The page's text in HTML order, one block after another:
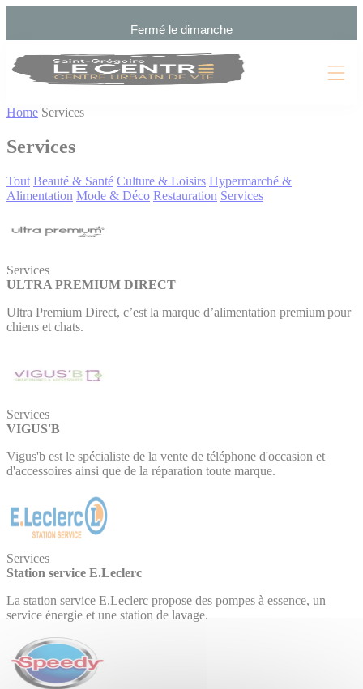
Cookies management panel
Fermé le dimanche
Home Services
Services
Tout Beauté & Santé Culture & Loisirs Hypermarché &
Alimentation Mode & Déco Restauration Services
Services
ULTRA PREMIUM DIRECT
Ultra Premium Direct, c’est la marque d’alimentation premium pour
chiens et chats.
Services
VIGUS'B
Vigus'b est le spécialiste de la vente de téléphone d'occasion et
d'accessoires ainsi que de la réparation toute marque.
Services
Station service E.Leclerc
La station service E.Leclerc propose des pompes à essence, un
service énergie et une station de lavage.